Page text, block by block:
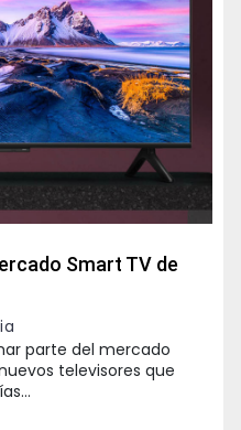
Smart TV de
parte del mercado
televisores que